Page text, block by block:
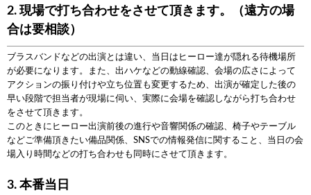
2. 現場で打ち合わせをさせて頂きます。（遠方の場
合は要相談）
ブラスバンドなどの出演とは違い、当日はヒーロー達が隠れる待機場所
が必要になります。また、出ハケなどの動線確認、会場の広さによって
アクションの振り付けや立ち位置も変更するため、出演が確定した後の
早い段階で担当者が現場に伺い、実際に会場を確認しながら打ち合わせ
をさせて頂きます。
このときにヒーロー出演前後の進行や音響関係の確認、椅子やテーブル
などご準備頂きたい備品関係、SNSでの情報発信に関すること、当日の会
場入り時間などの打ち合わせも同時にさせて頂きます。
3. 本番当日